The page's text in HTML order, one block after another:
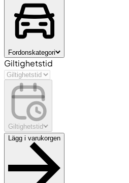
Fordonskategori
Giltighetstid
Giltighetstid
Lägg i varukorgen